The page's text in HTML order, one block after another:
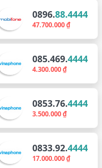
0896.88.4444
47.700.000 ₫
085.469.4444
4.300.000 ₫
0853.76.4444
3.500.000 ₫
0833.92.4444
17.000.000 ₫